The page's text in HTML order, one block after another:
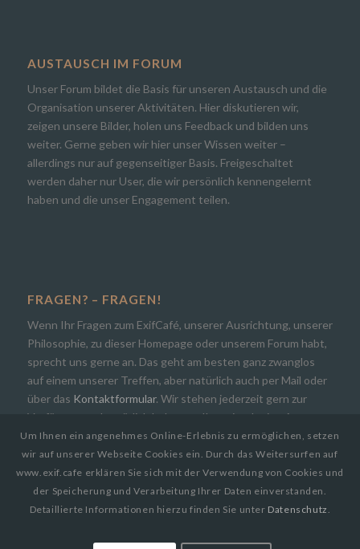
AUSTAUSCH IM FORUM
Unser Forum bildet die Basis für unseren Austausch und die
Organisation unserer Aktivitäten. Hier diskutieren wir,
zeigen unsere Bilder, holen uns Feedback und bilden uns
weiter. Gerne geben wir hier unser Wissen weiter –
allerdings nur auf gegenseitiger Basis. Freigeschaltet
werden daher nur User, die wir persönlich kennengelernt
haben und die unser Engagement teilen.
FRAGEN? – FRAGEN!
Wenn Ihr Fragen zum ExifCafé, unserer Ausrichtung, unserer
Philosophie, zu dieser Homepage oder unserem Forum habt,
sprecht uns gerne an. Das geht am besten ganz zwanglos
auf einem unserer Treffen, aber natürlich auch per Mail oder
über das Kontaktformular. Wir stehen jederzeit gern zur
Verfügung und natürlich bekommt Ihr zeitnah eine Antwort.
Um Ihnen ein angenehmes Online-Erlebnis zu ermöglichen, setzen
wir auf unserer Webseite Cookies ein. Durch das Weitersurfen auf
www.exif.cafe erklären Sie sich mit der Verwendung von Cookies und
der Speicherung und Verarbeitung Ihrer Daten einverstanden.
Detaillierte Informationen hierzu finden Sie unter Datenschutz.